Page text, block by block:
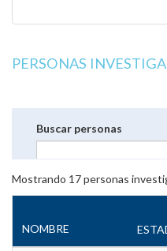
PERSONAS
Buscar personas
Mostrando 17personas
NOMBRE